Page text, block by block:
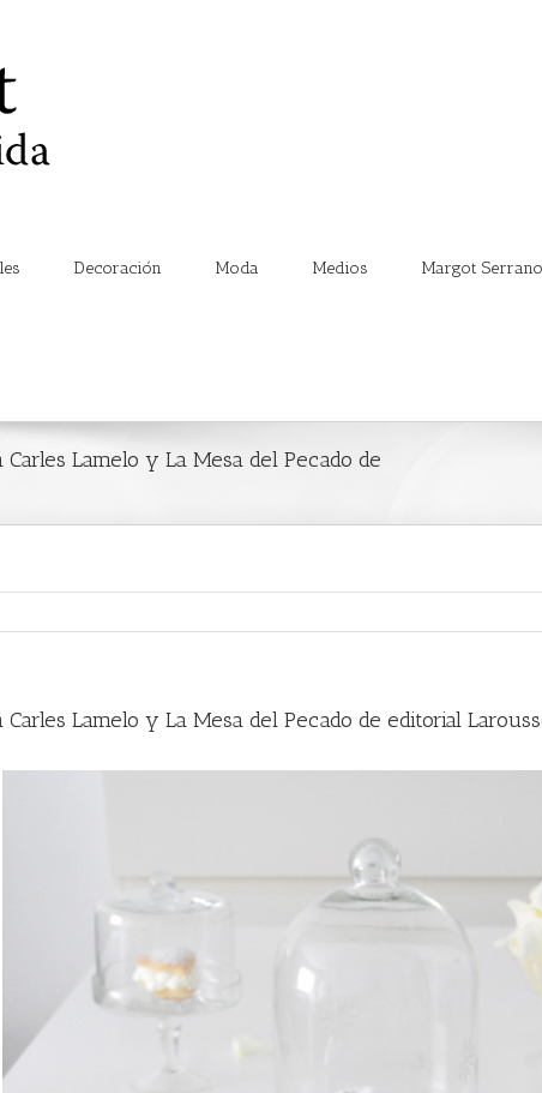
Decoración Moda Medios Margot Serrano
Lamelo y La Mesa del Pecado de
Lamelo y La Mesa del Pecado de editorial